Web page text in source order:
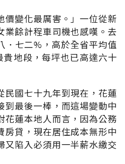
價變化最厲害。」一位從新
業餘計程車司機也感嘆。去
．七二%，高於全省平均值
地段，每坪也已高達六十
民國七十九年到現在，花蓮
到最後一棒，而這場變動中
花蓮本地人而言，因為公務
房貸，現在居住成本無形中
又陷入必須用一半薪水繳交